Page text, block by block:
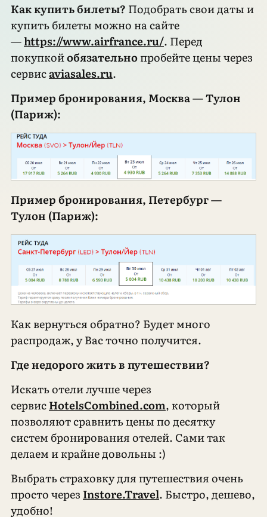
Как купить билеты? Подобрать свои даты и
купить билеты можно на сайте
—https://www.airfrance.ru/. Перед
покупкойобязательнопробейте цены через
сервисaviasales.ru.
Пример бронирования, Москва — Тулон
(Париж):
Пример бронирования, Петербург —
Тулон (Париж):
Как вернуться обратно? Будет много
распродаж, у Вас точно получится.
Где недорого жить в путешествии?
Искать отели лучше через
сервисHotelsCombined.com, который
позволяют сравнить цены по десятку
систем бронирования отелей. Сами так
делаем и крайне довольны :)
Выбрать страховку для путешествия очень
просто через Instore.Travel. Быстро, дешево,
удобно!